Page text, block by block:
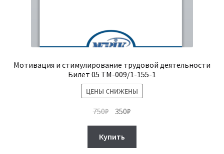
Мотивация и стимулирование трудовой деятельности
Билет 05 ТМ-009/1-155-1
ЦЕНЫ СНИЖЕНЫ
750₽ Первоначальная
цена
составляла
750₽.
350₽
цена:
Купить